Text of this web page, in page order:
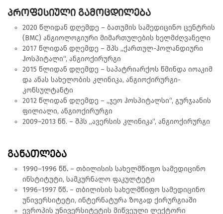
პროფესიული გამოცდილება
2020 წლიდან დღემდე – ბათუმის სამედიცინო ცენტრის
(BMC) ანგიოლოგიური მიმართულების ხელმძღვანელი
2017 წლიდან დღემდე – შპს „ქართულ-ჰოლანდიური
ჰოსპიტალი“, ანგიოქირურგი
2015 წლიდან დღემდე – საპატრიარქოს წმინდა იოაკიმ
და ანას სახელობის კლინიკა, ანგიოქირურგი-
კონსულტანტი
2012 წლიდან დღემდე – „ჯეო ჰოსპიტალსი“, გურჯაანის
ფილიალი, ანგიოქირურგი
2009–2013 წწ. – შპს „ავერსის კლინიკა“, ანგიოქირურგი
განათლება
1990–1996 წწ. – თბილისის სახელმწიფო სამედიცინო
ინსტიტუტი, სამკურნალო ფაკულტეტი
1996–1997 წწ. – თბილისის სახელმწიფო სამედიცინო
უნივერსიტეტი, ინტერნატურა ზოგად ქირურგიაში
ევროპის უნივერსიტეტის მიწვეული ლექტორი